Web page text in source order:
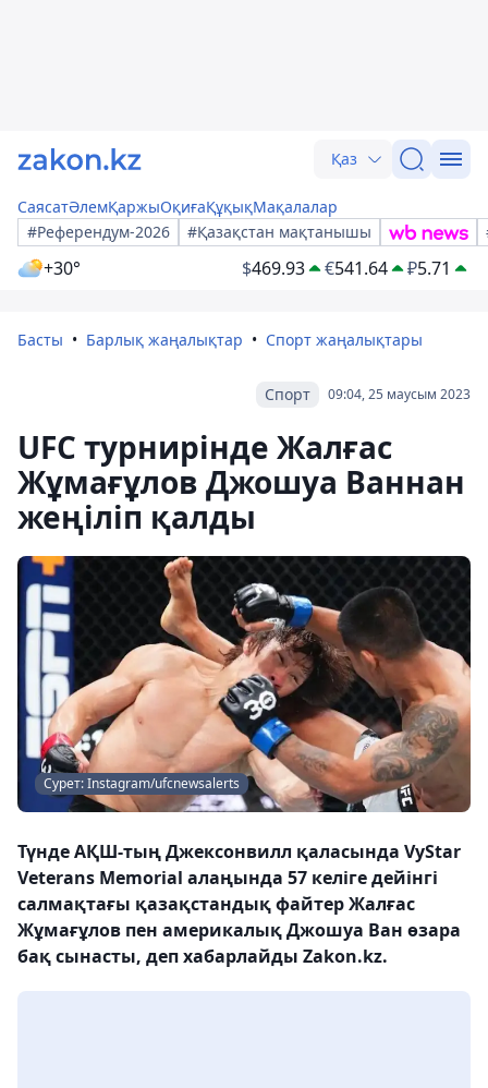
Қаз
СаясатӘлемҚаржыОқиғаҚұқықМақалалар
#Референдум-2026
#Қазақстан мақтанышы
+30° $469.93 €541.64 ₽5.71
Басты Барлық жаңалықтар Спорт жаңалықтары
09:04, 25 маусым 2023
Спорт
UFC турнирінде Жалғас
Жұмағұлов Джошуа Ваннан
жеңіліп қалды
Сурет: Instagram/ufcnewsalerts
Түнде АҚШ-тың Джексонвилл қаласында VyStar
Veterans Memorial алаңында 57 келіге дейінгі
салмақтағы қазақстандық файтер Жалғас
Жұмағұлов пен америкалық Джошуа Ван өзара
бақ сынасты, деп хабарлайды Zakon.kz.